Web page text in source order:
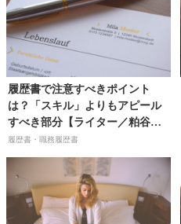
履歴書で注意すべきポイント
は？「スキル」よりもアピール
すべき部分【ライター／粕谷麻
衣】
履歴書・職務履歴書